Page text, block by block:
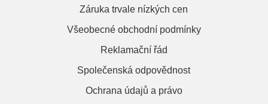
Záruka trvale nízkých cen
Všeobecné obchodní podmínky
Reklamační řád
Společenská odpovědnost
Ochrana údajů a právo